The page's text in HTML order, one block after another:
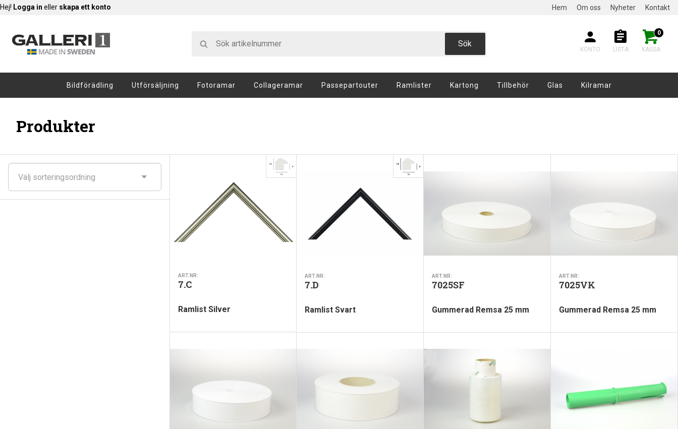
Hej! Logga in eller skapa ett konto Hem Om oss Nyheter Kontakt
Sök
KONTO LISTA
0
KASSA
Bildförädling Utförsäljning Fotoramar Collageramar Passepartouter Ramlister Kartong Tillbehör Glas Kilramar
Produkter
ART.NR:
7.C
Ramlist Silver
ART.NR:
7.D
Ramlist Svart
ART.NR:
7025SF
Gummerad Remsa 25 mm
ART.NR:
7025VK
Gummerad Remsa 25 mm